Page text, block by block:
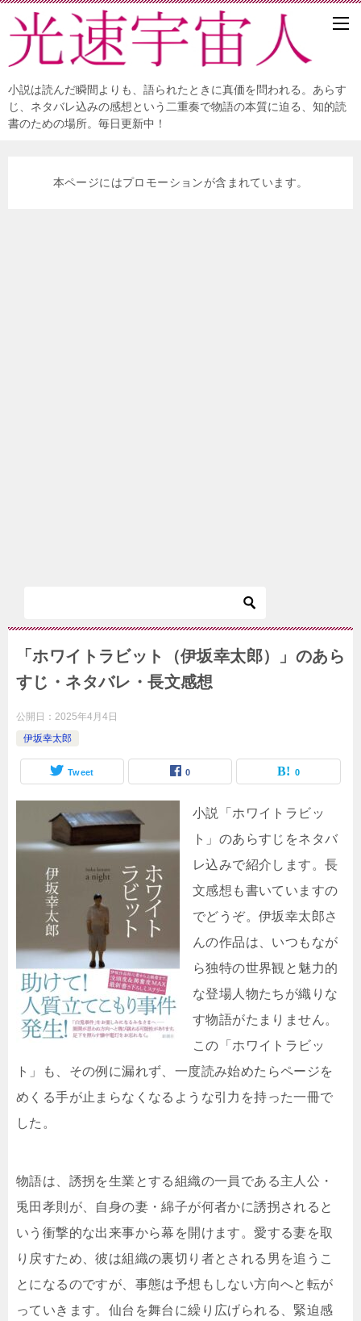
小説は読んだ瞬間よりも、語られたときに真価を問われる。あらす
じ、ネタバレ込みの感想という二重奏で物語の本質に迫る、知的読
書のための場所。毎日更新中！
本ページにはプロモーションが含まれています。
「ホワイトラビット（伊坂幸太郎）」のあら
すじ・ネタバレ・長文感想
公開日： 2025年4月4日
伊坂幸太郎
Tweet 0 0
小説「ホワイトラビッ
ト」のあらすじをネタバ
レ込みで紹介します。長
文感想も書いていますの
でどうぞ。伊坂幸太郎さ
んの作品は、いつもなが
ら独特の世界観と魅力的
な登場人物たちが織りな
す物語がたまりません。
この「ホワイトラビッ
ト」も、その例に漏れず、一度読み始めたらページを
めくる手が止まらなくなるような引力を持った一冊で
した。
物語は、誘拐を生業とする組織の一員である主人公・
兎田孝則が、自身の妻・綿子が何者かに誘拐されると
いう衝撃的な出来事から幕を開けます。愛する妻を取
り戻すため、彼は組織の裏切り者とされる男を追うこ
とになるのですが、事態は予想もしない方向へと転が
っていきます。仙台を舞台に繰り広げられる、緊迫感